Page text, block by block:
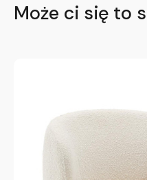
Może ci się to